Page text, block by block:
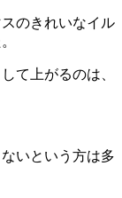
のきれいなイル
て上がるのは、
いという方は多